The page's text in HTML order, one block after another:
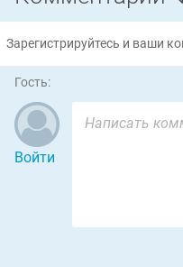
Зарегистрируйтесь и ваши
Гость:
Войти